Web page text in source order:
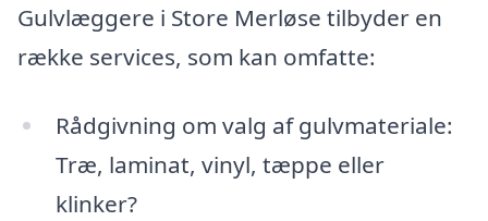
Gulvlæggere i Store Merløse tilbyder en
række services, som kan omfatte:
Rådgivning om valg af gulvmateriale:
Træ, laminat, vinyl, tæppe eller
klinker?